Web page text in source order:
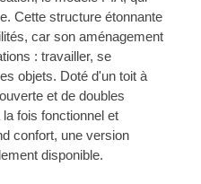
Cette structure étonnante
car son aménagement
: travailler, se
objets. Doté d'un toit à
et de doubles
fois fonctionnel et
confort, une version
disponible.